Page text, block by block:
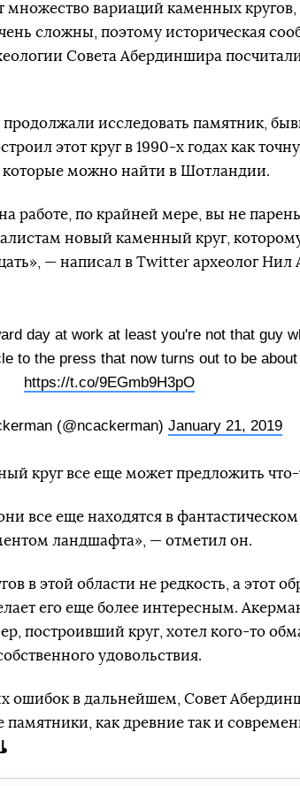
множество вариаций каменных кругов,
сложны, поэтому историческая
Совета Абердиншира
продолжали исследовать памятник,
этот круг в 1990-х годах как
которые можно найти в Шотландии.
работе, по крайней мере, вы не
новый каменный круг,
— написал в Twitter археолог Нил
day at work at least you're not that guy
to the press that now turns out to be
https://t.co/9EGmb9H3pO
(@ncackerman) January 21, 2019
круг все еще может предложить
все еще находятся в
ландшафта», — отметил он.
в этой области не редкость, а этот
его еще более интересным.
построивший круг, хотел кого-то
удовольствия.
ошибок в дальнейшем, Совет
памятники, как древние так и